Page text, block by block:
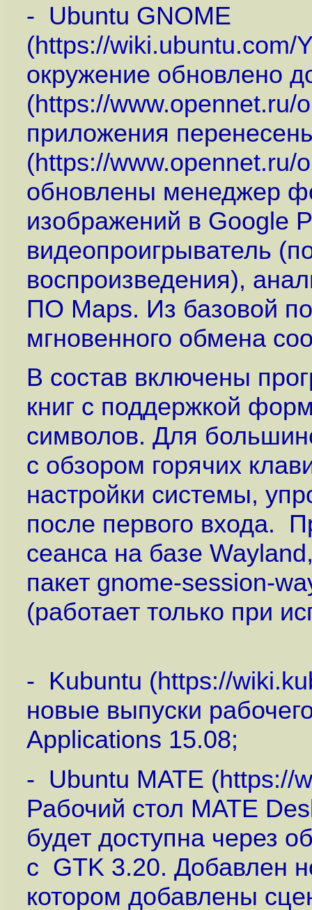
- Ubuntu GNOME
(https://wiki.ubuntu.com/
окружение обновлено
(https://www.opennet.ru/
приложения
(https://www.opennet.ru/
обновлены менеджер
изображений в Google
видеопроигрыватель
воспроизведения),
ПО Maps. Из базовой
мгновенного обмена
В состав включены
книг с поддержкой
символов. Для
с обзором горячих
настройки системы,
после первого входа.
сеанса на базе
пакет gnome-session-
(работает только при
- Kubuntu (https://
новые выпуски
Applications 15.08;
- Ubuntu MATE (https://
Рабочий стол MATE
будет доступна через
с GTK 3.20. Добавлен
котором добавлены